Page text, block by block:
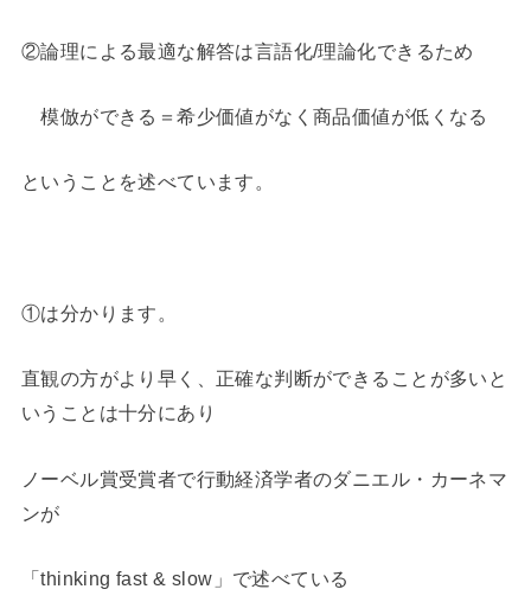
②論理による最適な解答は言語化/理論化できるため
模倣ができる＝希少価値がなく商品価値が低くなる
ということを述べています。
①は分かります。
直観の方がより早く、正確な判断ができることが多いと
いうことは十分にあり
ノーベル賞受賞者で行動経済学者のダニエル・カーネマ
ンが
「thinking fast & slow」で述べている